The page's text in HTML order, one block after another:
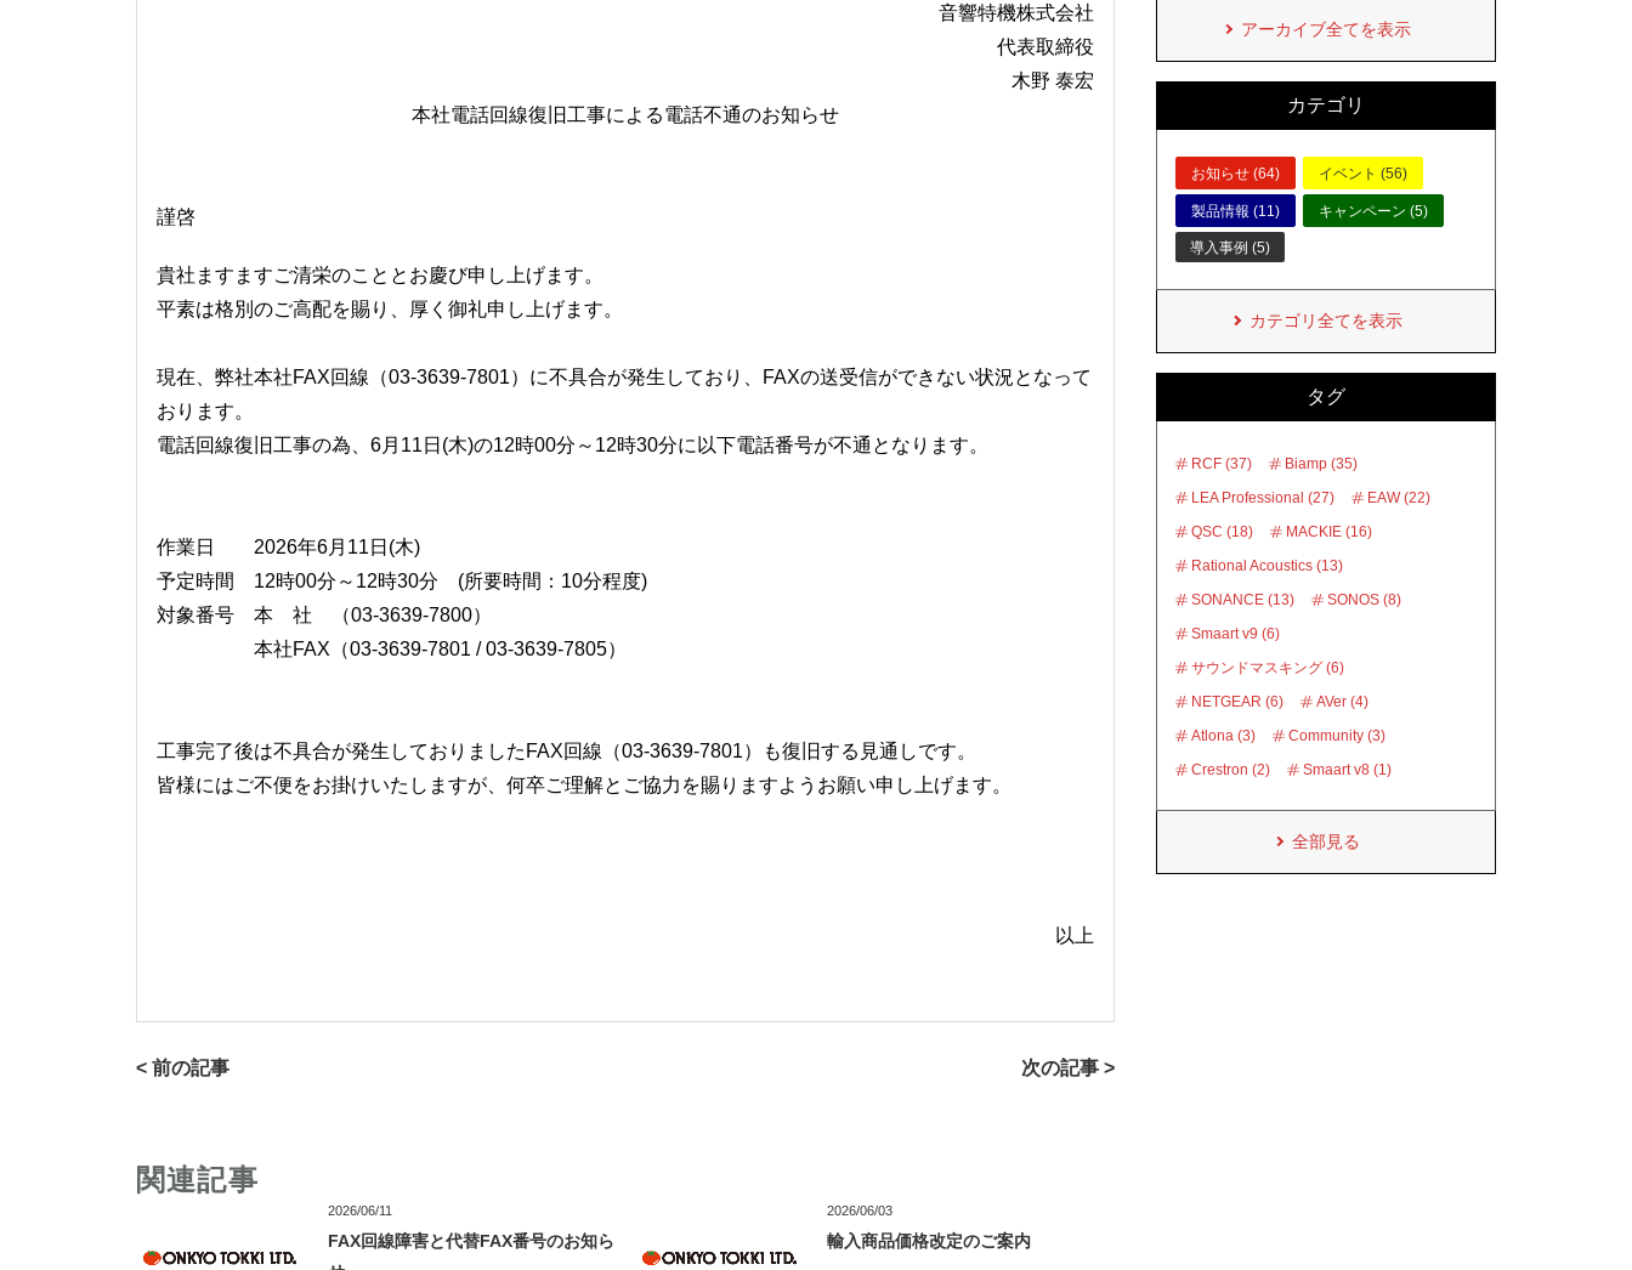
音響特機株式会社
代表取締役
木野 泰宏
本社電話回線復旧工事による電話不通のお知らせ
謹啓
貴社ますますご清栄のこととお慶び申し上げます。
平素は格別のご高配を賜り、厚く御礼申し上げます。
現在、弊社本社FAX回線（03-3639-7801）に不具合が発生しており、FAXの送受信ができない状況となって
おります。
電話回線復旧工事の為、6月11日(木)の12時00分～12時30分に以下電話番号が不通となります。
作業日 2026年6月11日(木)
予定時間 12時00分～12時30分 (所要時間：10分程度)
対象番号 本 社 （03-3639-7800）
本社FAX（03-3639-7801 / 03-3639-7805）
工事完了後は不具合が発生しておりましたFAX回線（03-3639-7801）も復旧する見通しです。
皆様にはご不便をお掛けいたしますが、何卒ご理解とご協力を賜りますようお願い申し上げます。
以上
< 前の記事 次の記事 >
関連記事
2026/06/11
FAX回線障害と代替FAX番号のお知ら
2026/06/03
輸入商品価格改定のご案内
アーカイブ全てを表示
カテゴリ
お知らせ (64) イベント (56)
製品情報 (11) キャンペーン (5)
導入事例 (5)
カテゴリ全てを表示
タグ
RCF (37)
Biamp (35)
LEA Professional (27)
EAW (22)
QSC (18)
MACKIE (16)
Rational Acoustics (13)
SONANCE (13)
SONOS (8)
Smaart v9 (6)
サウンドマスキング (6)
NETGEAR (6)
AVer (4)
Atlona (3)
Community (3)
Crestron (2)
Smaart v8 (1)
全部見る